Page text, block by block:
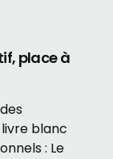
place à
blanc
: Le